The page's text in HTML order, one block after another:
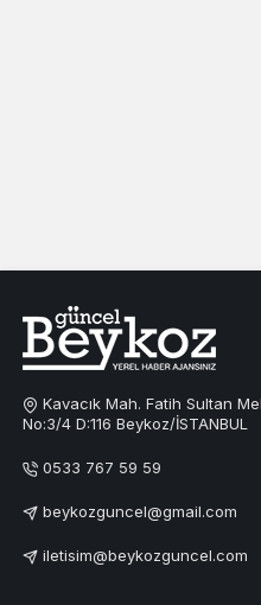
Kavacık Mah. Fatih Sultan
No:3/4 D:116 Beykoz/İSTANBUL
0533 767 59 59
beykozguncel@gmail.com
iletisim@beykozguncel.com